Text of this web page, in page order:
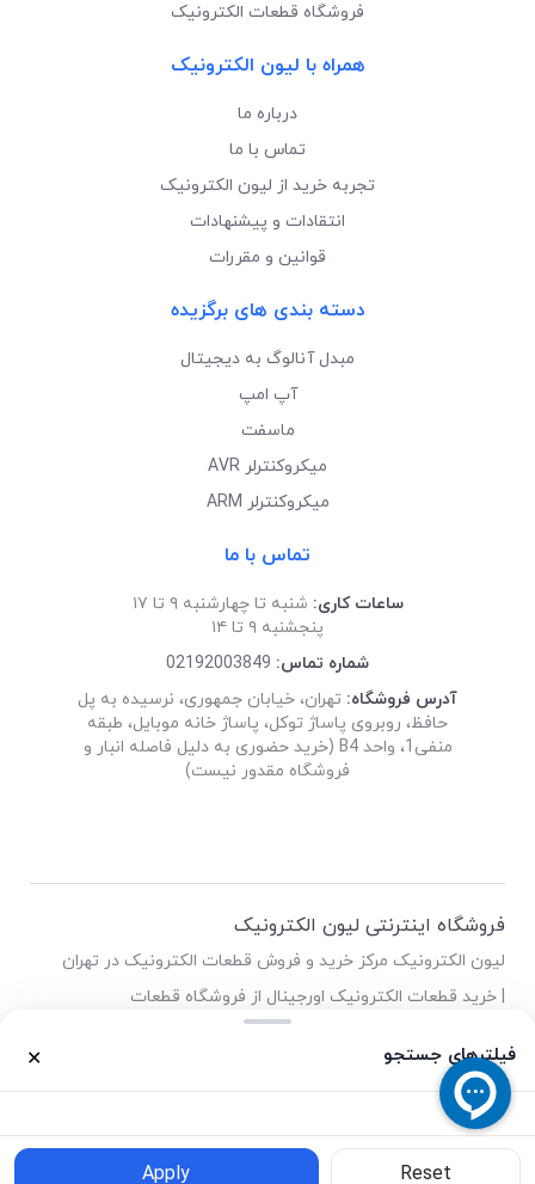
0
0
واردات
فیلترهای جستجو ✕
Reset
Apply
فروشگاه قطعات الکترونیک
همراه با لیون الکترونیک
درباره ما
تماس با ما
تجربه خرید از لیون الکترونیک
انتقادات و پیشنهادات
قوانین و مقررات
دسته بندی های برگزیده
مبدل آنالوگ به دیجیتال
آپ امپ
ماسفت
میکروکنترلر AVR
میکروکنترلر ARM
تماس با ما
ساعات کاری: شنبه تا چهارشنبه ۹ تا ۱۷
پنجشنبه ۹ تا ۱۴
شماره تماس: 02192003849
آدرس فروشگاه: تهران، خیابان جمهوری، نرسیده به پل
حافظ، روبروی پاساژ توکل، پاساژ خانه موبایل، طبقه
منفی1، واحد B4 (خرید حضوری به دلیل فاصله انبار و
فروشگاه مقدور نیست)
فروشگاه اینترنتی لیون الکترونیک
لیون الکترونیک مرکز خرید و فروش قطعات الکترونیک در تهران
| خرید قطعات الکترونیک اورجینال از فروشگاه قطعات